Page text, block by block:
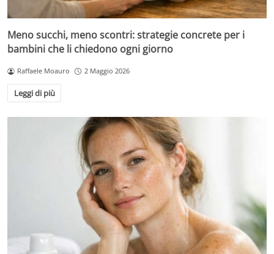
Meno succhi, meno scontri: strategie concrete per i
bambini che li chiedono ogni giorno
Raffaele Moauro 2 Maggio 2026
Leggi di più